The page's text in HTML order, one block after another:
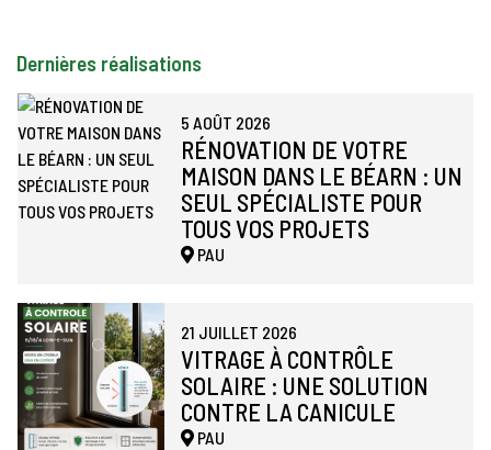
Dernières réalisations
5 AOÛT 2026
RÉNOVATION DE VOTRE
MAISON DANS LE BÉARN : UN
SEUL SPÉCIALISTE POUR
TOUS VOS PROJETS
PAU
21 JUILLET 2026
VITRAGE À CONTRÔLE
SOLAIRE : UNE SOLUTION
CONTRE LA CANICULE
PAU